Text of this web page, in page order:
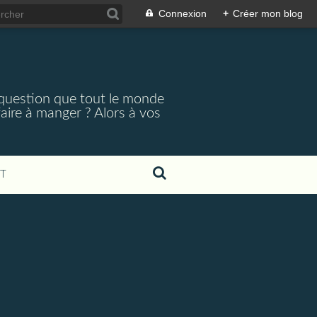
Connexion + Créer mon blog
que tout le monde
à manger ? Alors à vos